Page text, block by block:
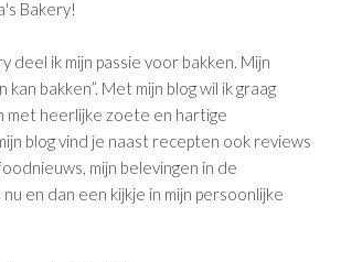
Bakery!
deel ik mijn passie voor bakken. Mijn
bakken”. Met mijn blog wil ik graag
met heerlijke zoete en hartige
blog vind je naast recepten ook reviews
mijn belevingen in de
en dan een kijkje in mijn persoonlijke